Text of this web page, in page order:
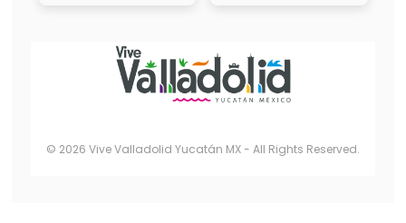
© 2026 Vive Valladolid Yucatán MX - All Rights Reserved.